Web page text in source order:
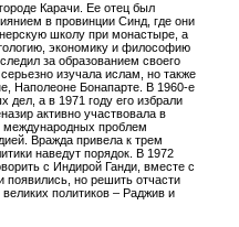
Карачи. Ее отец был
в провинции Синд, где они
школу при монастыре, а
экономику и философию
за образованием своего
изучала ислам, но также
Наполеоне Бонапарте. В 1960-е
дел, а в 1971 году его избрали
активно участвовала в
международных проблем
Вражда привела к трем
наведут порядок. В 1972
с Индирой Ганди, вместе с
появились, но решить отчасти
политиков – Раджив и